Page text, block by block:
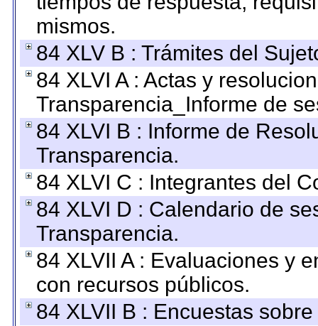
mismos.
84 XLV B : Trámites del
84 XLVI A : Actas y
Transparencia_Informe de
84 XLVI B : Informe de
Transparencia.
84 XLVI C : Integrantes del
84 XLVI D : Calendario de
Transparencia.
84 XLVII A : Evaluaciones y
con recursos públicos.
84 XLVII B : Encuestas